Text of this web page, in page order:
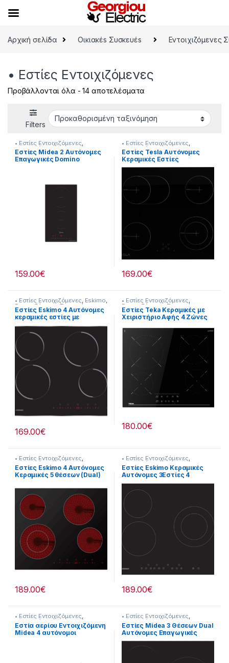
Αρχική σελίδα
Οικιακέs Συσκευέs Εντοιχιζόμενες
• Εστίες Εντοιχιζόμενες
Προβάλλονται όλα - 14 αποτελέσματα
Filters
• Εστίες Εντοιχιζόμενες
Εντοιχιζόμενες Συσκευές
Εστίες Midea 2 Αυτόνομες
Επαγωγικές Domino
159.00€
• Εστίες Εντοιχιζόμενες
Εντοιχιζόμενες Συσκευές
Εστίες Tesla Αυτόνομες
Κεραμικές Εστίες
[905358004]
169.00€
• Εστίες Εντοιχιζόμενες, Eskimo,
Εντοιχιζόμενες Συσκευές
Εστίες Eskimo 4 Αυτόνομες
κεραμικές εστίες με
αλουμινένιο πλαίσιο
905132085
169.00€
• Εστίες Εντοιχιζόμενες,
Εντοιχιζόμενες Συσκευές
Εστίες Teka Kεραμικές με
Χειριστήριο Αφής 4 Ζώνες
180.00€
• Εστίες Εντοιχιζόμενες,
Εντοιχιζόμενες Συσκευές
Εστίες Eskimo 4 Αυτόνομες
Κεραμικές 5 θέσεων (Dual)
189.00€
• Εστίες Εντοιχιζόμενες,
Εντοιχιζόμενες Συσκευές
Εστίες Eskimo Κεραμικές
Αυτόνομες 3Εστίες 4
θέσεων (Dual)Touch Control
Panel 905182034
189.00€
• Εστίες Εντοιχιζόμενες,
Εντοιχιζόμενες Συσκευές
Εστία αερίου Εντοιχιζόμενη
Midea 4 αυτόνομοι
• Εστίες Εντοιχιζόμενες,
Εντοιχιζόμενες Συσκευές
Εστίες Midea 3 Θέσεων Dual
Αυτόνομες Επαγωγικές
905182045